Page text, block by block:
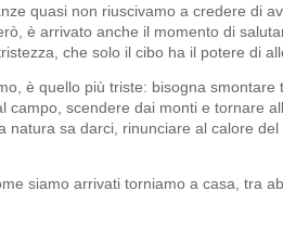
quasi non riuscivamo a credere di
è arrivato anche il momento di
che solo il cibo ha il potere di
è quello più triste: bisogna
campo, scendere dai monti e tornare
natura sa darci, rinunciare al calore
siamo arrivati torniamo a casa, tra